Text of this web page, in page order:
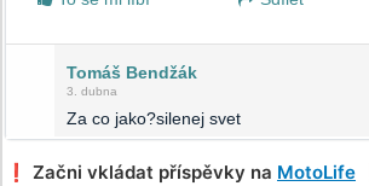
Tomáš Bendžák
3. dubna
Za co jako?silenej svet
❗️ Začni vkládat příspěvky na MotoLife